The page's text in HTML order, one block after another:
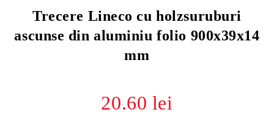
Trecere Lineco cu holzsuruburi
ascunse din aluminiu folio 900x39x14
mm
20.60 lei